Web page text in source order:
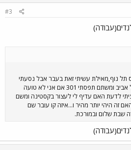
#3
תל נוף,מאילת עשיתי זאת בעבר אבל נסעתי
מאילת לתחנה מרכזית תל אביב ומשתם תפסתי 301 אם אני לא טועה
לדעת האם עדיף לי לעצור בקסטינה ומשם
זה היהי יותר מהיר ו...איזה קו עובר שם
שבת שלום ובמורכת.